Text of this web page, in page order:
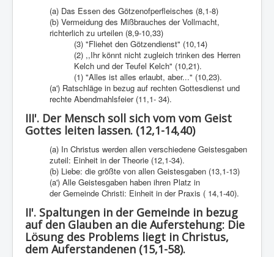
(a) Das Essen des Götzenofperfleisches (8,1-8)
(b) Vermeidung des Mißbrauches der Vollmacht,
richterlich zu urteilen (8,9-10,33)
(3) "Fliehet den Götzendienst" (10,14)
(2) ,,Ihr könnt nicht zugleich trinken des Herren
Kelch und der Teufel Kelch" (10,21).
(1) "Alles ist alles erlaubt, aber..." (10,23).
(a') Ratschläge in bezug auf rechten Gottesdienst und
rechte Abendmahlsfeier (11,1- 34).
III'. Der Mensch soll sich vom vom Geist
Gottes leiten lassen. (12,1-14,40)
(a) In Christus werden allen verschiedene Geistesgaben
zuteil: Einheit in der Theorie (12,1-34).
(b) Liebe: die größte von allen Geistesgaben (13,1-13)
(a') Alle Geistesgaben haben ihren Platz in
der Gemeinde Christi: Einheit in der Praxis ( 14,1-40).
II'. Spaltungen in der Gemeinde in bezug
auf den Glauben an die Auferstehung: Die
Lösung des Problems liegt in Christus,
dem Auferstandenen (15,1-58).